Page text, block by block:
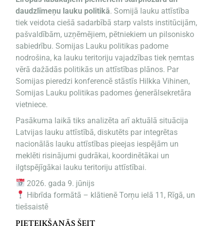
daudzlīmeņu lauku politikā. Somijā lauku attīstība
tiek veidota ciešā sadarbībā starp valsts institūcijām,
pašvaldībām, uzņēmējiem, pētniekiem un pilsonisko
sabiedrību. Somijas Lauku politikas padome
nodrošina, ka lauku teritoriju vajadzības tiek ņemtas
vērā dažādās politikās un attīstības plānos. Par
Somijas pieredzi konferencē stāstīs Hilkka Vihinen,
Somijas Lauku politikas padomes ģenerālsekretāra
vietniece.
Pasākuma laikā tiks analizēta arī aktuālā situācija
Latvijas lauku attīstībā, diskutēts par integrētas
nacionālās lauku attīstības pieejas iespējām un
meklēti risinājumi gudrākai, koordinētākai un
ilgtspējīgākai lauku teritoriju attīstībai.
2026. gada 9. jūnijs
Hibrīda formātā – klātienē Torņu ielā 11, Rīgā, un
tiešsaistē
PIETEIKŠANĀS ŠEIT